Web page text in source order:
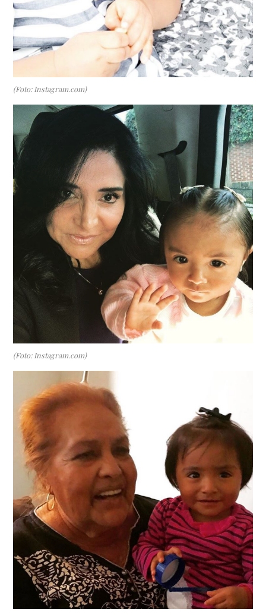
(Foto: Instagram.com)
(Foto: Instagram.com)